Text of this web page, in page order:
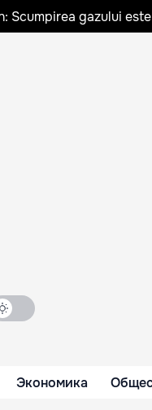
Scumpirea gazului
Экономика